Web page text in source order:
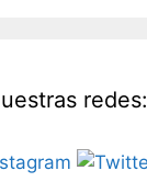
redes: